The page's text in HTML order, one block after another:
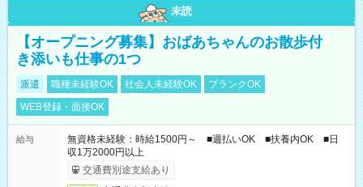
未読
【オープニング募集】おばあちゃんのお散歩付
き添いも仕事の1つ
派遣 職種未経験OK 社会人未経験OK
ブランクOK
WEB登録・面接OK
給与
無資格未経験：時給1500円～ ■週払いOK ■扶養内OK ■日
収1万2000円以上
交通費別途支給あり